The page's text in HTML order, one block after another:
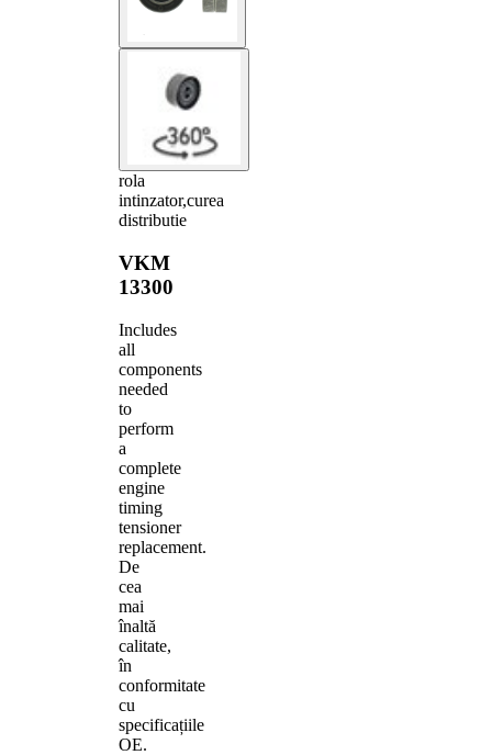
rola
intinzator,curea
distributie
VKM
13300
Includes
all
components
needed
to
perform
a
complete
engine
timing
tensioner
replacement.
De
cea
mai
înaltă
calitate,
în
conformitate
cu
specificațiile
OE.